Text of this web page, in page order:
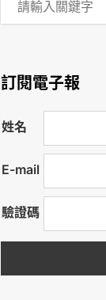
訂閱電子報
姓名
E-mail
驗證碼